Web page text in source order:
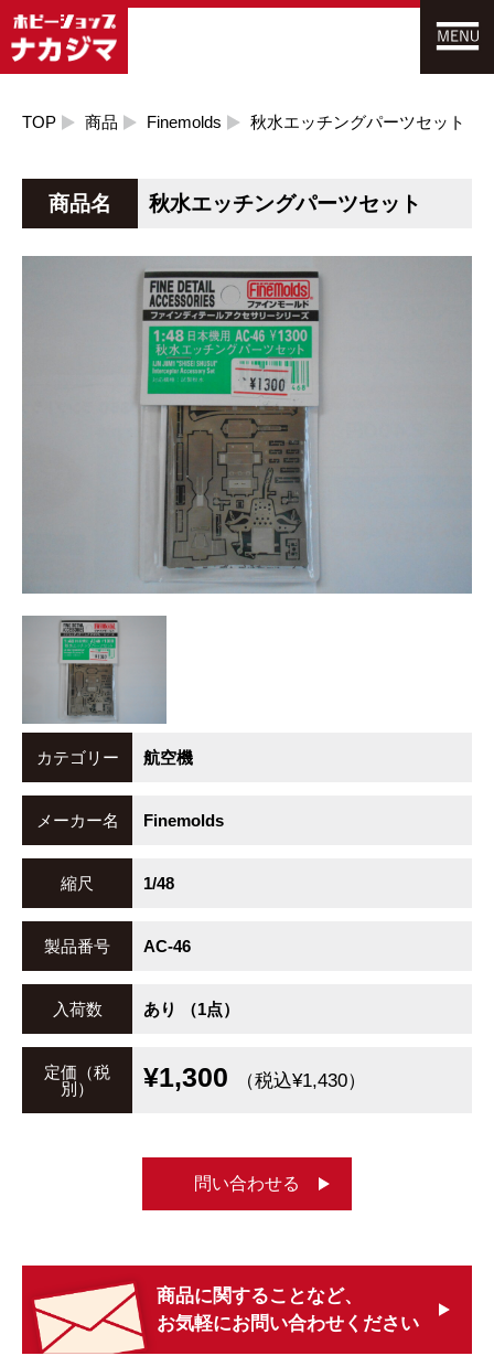
TOP 商品 Finemolds 秋水エッチングパーツセット
商品名 秋水エッチングパーツセット
カテゴリー 航空機
メーカー名 Finemolds
縮尺 1/48
製品番号 AC-46
入荷数 あり （1点）
定価（税
別）
¥1,300 （税込¥1,430）
問い合わせる
商品に関することなど、
お気軽にお問い合わせください